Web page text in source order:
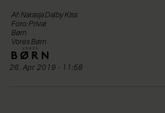
Af: Natasja Dalby Kiss
Foto: Privat
Børn
Vores Børn
26. Apr 2019 - 11:58